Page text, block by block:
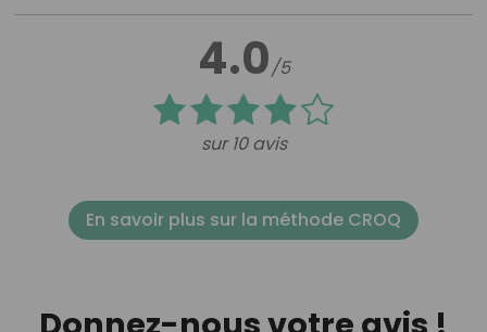
4.0/5
sur 10 avis
En savoir plus sur la méthode CROQ